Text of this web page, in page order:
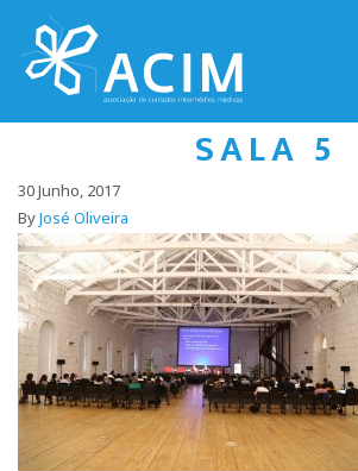
SALA 5
30 Junho, 2017
ByJosé Oliveira